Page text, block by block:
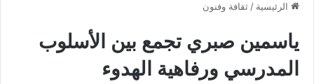
الرئيسية /ثقافة وفنون
ياسمين صبري تجمع بين الأسلوب
المدرسي ورفاهية الهدوء